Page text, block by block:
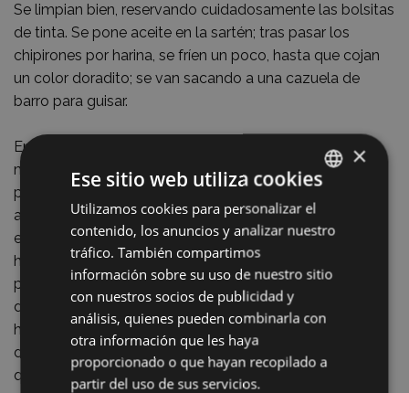
Se limpian bien, reservando cuidadosamente las bolsitas
de tinta. Se pone aceite en la sartén; tras pasar los
chipirones por harina, se fríen un poco, hasta que cojan
un color doradito; se van sacando a una cazuela de
barro para guisar.
En el mismo aceite que sobra, se pica cebolla (más o
menos en proporción al número de chipirones), ajo,
perejil y zanahoria, y que se haga todo despacio. Se
añade tomate (en tiempo de fresco se parten y se
echan crudos, no mucho), se le echa un poquito de
harina y, tras poner en el colador las bolsitas de tinta, se
pasa todo sobre los chipirones; se añade caldo o agua,
dejando la salsa mas bien delgada porque espesará al
hacer. Se añade un poco de jamón picado, se rectifican
de sal y, cuando picándolos con el tenedor se observa
que están blandos, se retiran.
BASQUE
SPANISH
×
Ese sitio web utiliza cookies
Utilizamos cookies para personalizar el
contenido, los anuncios y analizar nuestro
tráfico. También compartimos
información sobre su uso de nuestro sitio
con nuestros socios de publicidad y
análisis, quienes pueden combinarla con
otra información que les haya
proporcionado o que hayan recopilado a
partir del uso de sus servicios.